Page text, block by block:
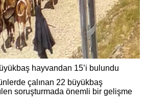
hayvandan 15’i bulundu
çalınan 22 büyükbaş
soruşturmada önemli bir gelişme